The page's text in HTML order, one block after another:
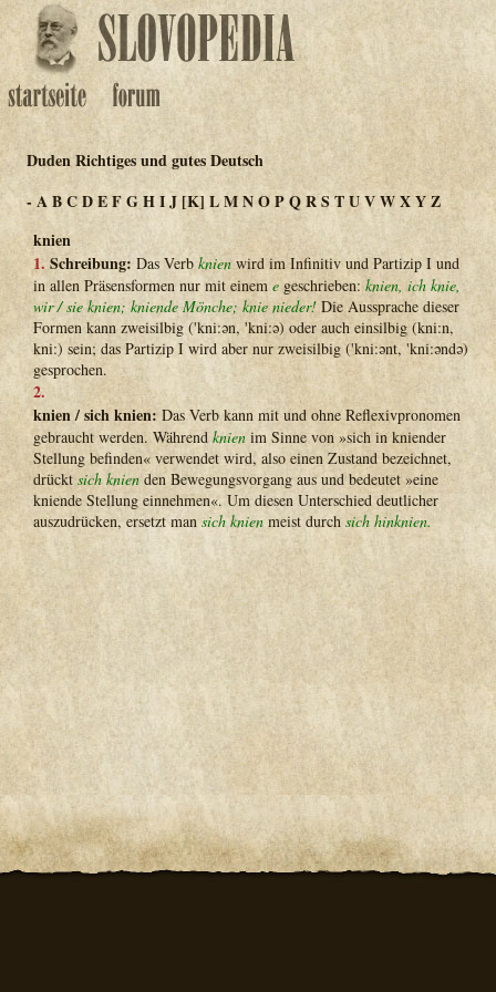
Duden Richtiges und gutes Deutsch
-ABCDEFGHIJ [K] LMNOPQRSTUVWXYZ
knien
1. Schreibung: Das Verbknien wird im Infinitiv und Partizip I und
in allen Präsensformen nur mit einem e geschrieben: knien, ich knie,
wir / sie knien; kniende Mönche; knie nieder! Die Aussprache dieser
Formen kann zweisilbig ('kni:ən, 'kni:ə) oder auch einsilbig (kni:n,
kni:) sein; das Partizip I wird aber nur zweisilbig ('kni:ənt, 'kni:əndə)
gesprochen.
2.
knien / sich knien: Das Verb kann mit und ohne Reflexivpronomen
gebraucht werden. Während knien im Sinne von »sich in kniender
Stellung befinden« verwendet wird, also einen Zustand bezeichnet,
drückt sich knien den Bewegungsvorgang aus und bedeutet »eine
kniende Stellung einnehmen«. Um diesen Unterschied deutlicher
auszudrücken, ersetzt man sich knienmeist durch sich hinknien.